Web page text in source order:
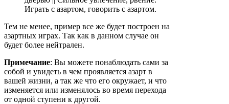
Играть с азартом, говорить с азартом.
Тем не менее, пример все же будет построен на
азартных играх. Так как в данном случае он
будет более нейтрален.
Примечание: Вы можете понаблюдать сами за
собой и увидеть в чем проявляется азарт в
вашей жизни, а так же что его окружает, и что
изменяется или изменялось во время перехода
от одной ступени к другой.